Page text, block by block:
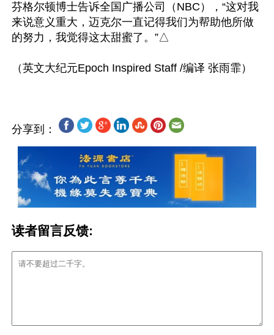
芬格尔顿博士告诉全国广播公司（NBC），“这对我
来说意义重大，迈克尔一直记得我们为帮助他所做
的努力，我觉得这太甜蜜了。”△
分享到：
读者留言反馈: